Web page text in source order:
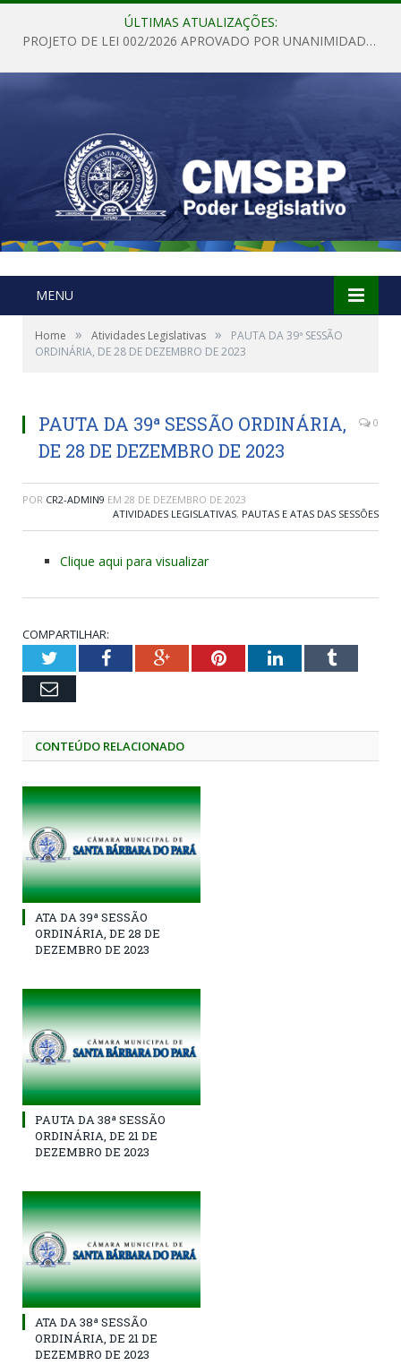
ÚLTIMAS ATUALIZAÇÕES:
PROJETO DE LEI 002/2026 APROVADO POR UNANIMIDADE EM SESSÃO ORDINÁRIA NESTA QUINTA – FEIRA 28 DE MAIO DE 2026
MENU
Home » Atividades Legislativas »
PAUTA DA 39ª SESSÃO
ORDINÁRIA, DE 28 DE DEZEMBRO DE 2023
PAUTA DA 39ª SESSÃO ORDINÁRIA,
DE 28 DE DEZEMBRO DE 2023
0
POR CR2-ADMIN9 EM 28 DE DEZEMBRO DE 2023
ATIVIDADES LEGISLATIVAS, PAUTAS E ATAS DAS SESSÕES
Clique aqui para visualizar
COMPARTILHAR:
TwitterFacebookGoogle+PinterestLinkedInTumblr
Email
CONTEÚDO RELACIONADO
ATA DA 39ª SESSÃO
ORDINÁRIA, DE 28 DE
DEZEMBRO DE 2023
PAUTA DA 38ª SESSÃO
ORDINÁRIA, DE 21 DE
DEZEMBRO DE 2023
ATA DA 38ª SESSÃO
ORDINÁRIA, DE 21 DE
DEZEMBRO DE 2023